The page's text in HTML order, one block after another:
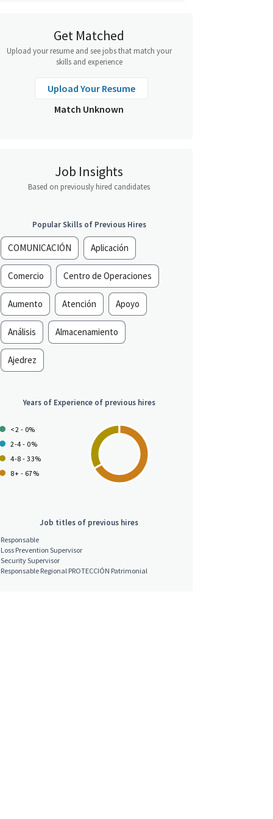
Get Matched
Upload your resume and see jobs that match your
skills and experience
Upload Your Resume
Match Unknown
Job Insights
Based on previously hired candidates
Popular Skills of Previous Hires
COMUNICACIÓN Aplicación
Comercio Centro de Operaciones
Aumento Atención Apoyo
Análisis Almacenamiento
Ajedrez
Years of Experience of previous hires
<2 - 0%
2-4 - 0%
4-8 - 33%
8+ - 67%
Job titles of previous hires
Responsable
Loss Prevention Supervisor
Security Supervisor
Responsable Regional PROTECCIÓN Patrimonial